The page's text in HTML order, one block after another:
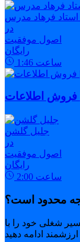
استاد فرهاد مدرس
در
اصول موفقیت
رایگان
1:46 ساعت
| فروش اطلاعات
جلیل گلشن
در
اصول موفقیت
رایگان
2:00 ساعت
محدود است؟
شغلی خود را با